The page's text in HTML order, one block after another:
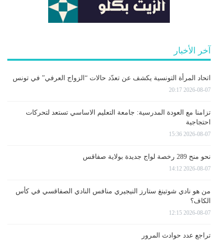
آخر الأخبار
اتحاد المرأة التونسية يكشف عن تعدّد حالات “الزواج العرفي” في تونس
2026-08-07 20:17
تزامنا مع العودة المدرسية: جامعة التعليم الاساسي تستعد لتحركات
احتجاجية
2026-08-07 15:36
نحو منح 289 رخصة لواج جديدة بولاية صفاقس
2026-08-07 14:12
من هو نادي شوتينغ ستارز النيجيري منافس النادي الصفاقسي في كأس
الكاف؟
2026-08-07 12:15
تراجع عدد حوادث المرور